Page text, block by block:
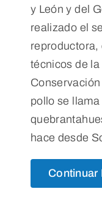
y León y del
realizado el
reproductora,
técnicos de
pollo se
hace desde
Continuar